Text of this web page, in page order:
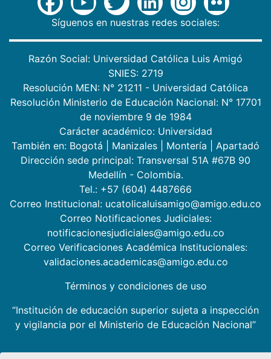
Síguenos en nuestras redes sociales:
Razón Social: Universidad Católica Luis Amigó
SNIES: 2719
Resolución MEN: N° 21211 - Universidad Católica
Resolución Ministerio de Educación Nacional: N° 17701
de noviembre 9 de 1984
Carácter académico: Universidad
También en: Bogotá Manizales Montería
Apartadó
Dirección sede principal: Transversal 51A #67B 90
Medellín - Colombia.
Tel.: +57 (604) 4487666
Correo Institucional: ucatolicaluisamigo@amigo.edu.co
Correo Notificaciones Judiciales:
notificacionesjudiciales@amigo.edu.co
Correo Verificaciones Académica Institucionales:
validaciones.academicas@amigo.edu.co
Términos y condiciones de uso
“Institución de educación superior sujeta a inspección
y vigilancia por el Ministerio de Educación Nacional”